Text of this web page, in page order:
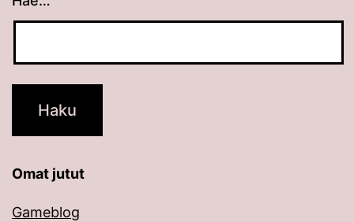
Omat jutut
Gameblog